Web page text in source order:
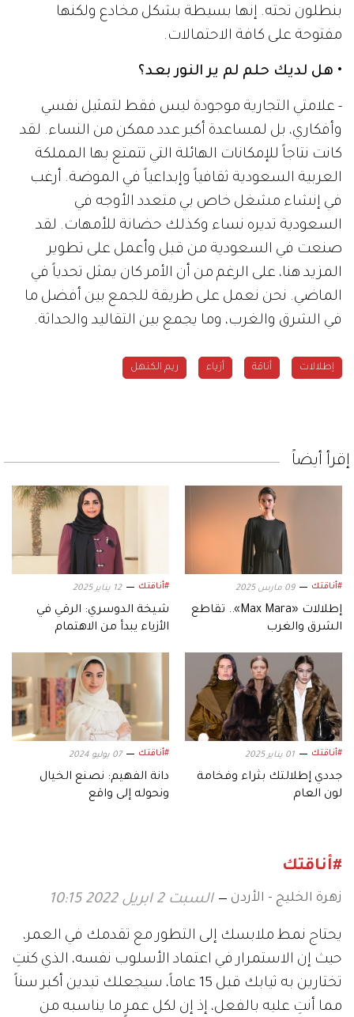
بنطلون تحته. إنها بسيطة بشكل مخادع ولكنها
مفتوحة على كافة الاحتمالات.
• هل لديك حلم لم ير النور بعد؟
- علامتي التجارية موجودة ليس فقط لتمثيل نفسي
وأفكاري، بل لمساعدة أكبر عدد ممكن من النساء. لقد
كانت نتاجاً للإمكانات الهائلة التي تتمتع بها المملكة
العربية السعودية ثقافياً وإبداعياً في الموضة. أرغب
في إنشاء مشغل خاص بي متعدد الأوجه في
السعودية تديره نساء وكذلك حضانة للأمهات. لقد
صنعت في السعودية من قبل وأعمل على تطوير
المزيد هنا، على الرغم من أن الأمر كان يمثل تحدياً في
الماضي. نحن نعمل على طريقة للجمع بين أفضل ما
في الشرق والغرب، وما يجمع بين التقاليد والحداثة.
إطلالات أناقة أزياء ريم الكنهل
إقرأ أيضاً
#أناقتك 09 مارس 2025
إطلالات «Max Mara».. تقاطع
الشرق والغرب
#أناقتك 12 يناير 2025
شيخة الدوسري: الرقي في
الأزياء يبدأ من الاهتمام
#أناقتك 01 يناير 2025
جددي إطلالتك بثراء وفخامة
لون العام
#أناقتك 07 يوليو 2024
دانة الفهيم: نصنع الخيال
ونحوله إلى واقع
#أناقتك
زهرة الخليج - الأردن السبت 2 ابريل 2022 10:15
يحتاج نمط ملابسك إلى التطور مع تقدمك في العمر،
حيث إن الاستمرار في اعتماد الأسلوب نفسه، الذي كنتِ
تختارين به ثيابك قبل 15 عاماً، سيجعلك تبدين أكبر سناً
مما أنتِ عليه بالفعل، إذ إن لكل عمرٍ ما يناسبه من